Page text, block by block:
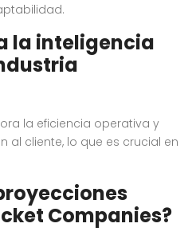
la inteligencia
la eficiencia operativa y
al cliente, lo que es crucial en
Companies?